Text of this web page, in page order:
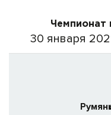
Чемпионат
30 января